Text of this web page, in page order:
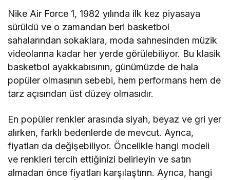
Nike Air Force 1, 1982 yılında ilk kez piyasaya
sürüldü ve o zamandan beri basketbol
sahalarından sokaklara, moda sahnesinden müzik
videolarına kadar her yerde görülebiliyor. Bu klasik
basketbol ayakkabısının, günümüzde de hala
popüler olmasının sebebi, hem performans hem de
tarz açısından üst düzey olmasıdır.
En popüler renkler arasında siyah, beyaz ve gri yer
alırken, farklı bedenlerde de mevcut. Ayrıca,
fiyatları da değişebiliyor. Öncelikle hangi modeli
ve renkleri tercih ettiğinizi belirleyin ve satın
almadan önce fiyatları karşılaştırın. Ayrıca, hangi